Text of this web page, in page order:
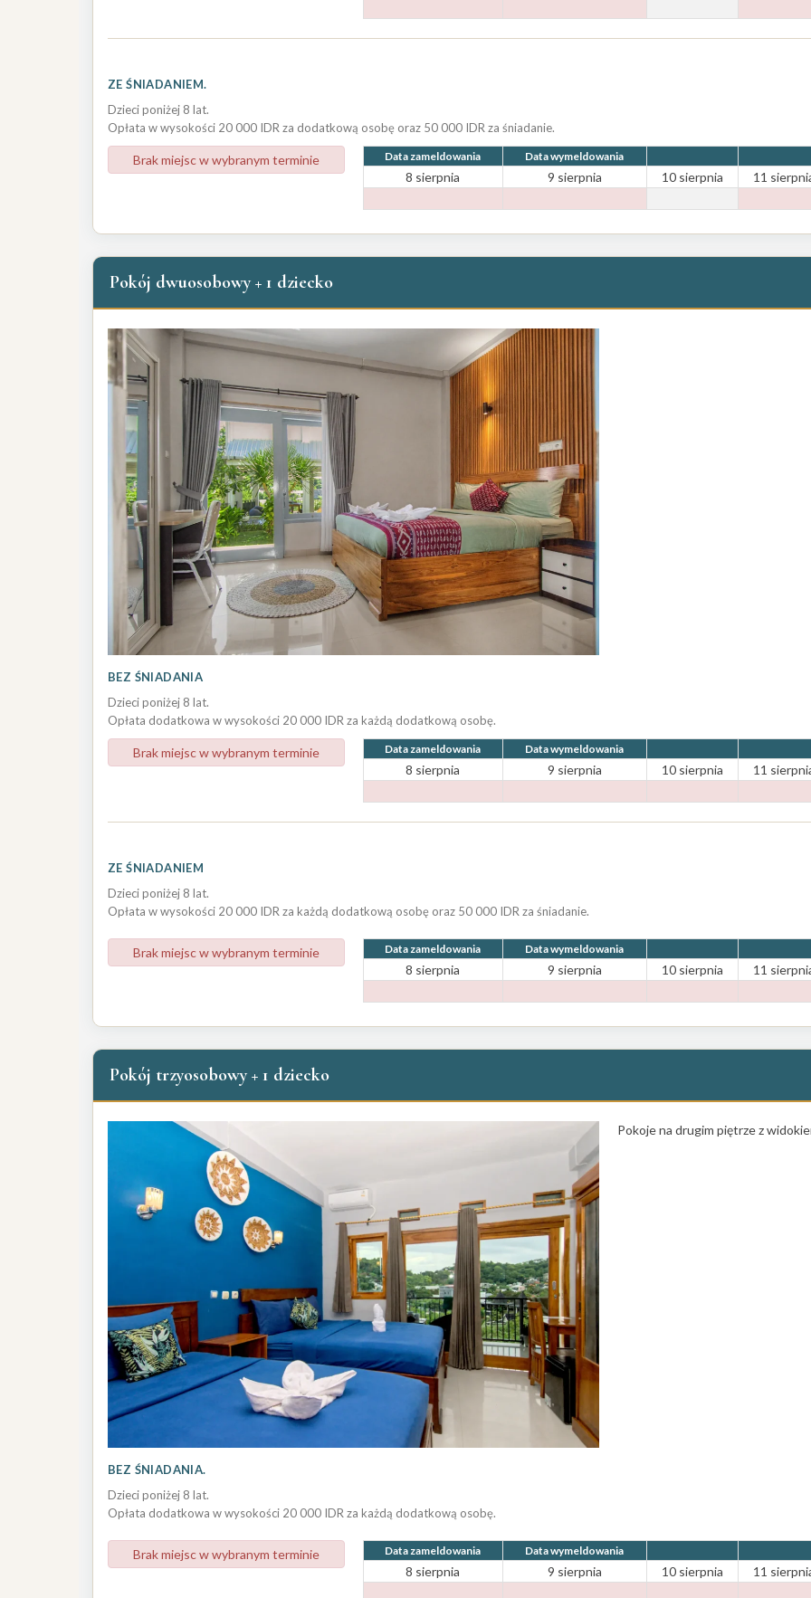
ZE ŚNIADANIEM.
Dzieci poniżej 8 lat.
Opłata w wysokości 20 000 IDR za dodatkową osobę oraz 50 000 IDR za śniadanie.
Brak miejsc w wybranym terminie Data zameldowania Data wymeldowania
8 sierpnia 9 sierpnia 10 sierpnia 11
Pokój dwuosobowy + 1 dziecko
BEZ ŚNIADANIA
Dzieci poniżej 8 lat.
Opłata dodatkowa w wysokości 20 000 IDR za każdą dodatkową osobę.
Brak miejsc w wybranym terminie Data zameldowania Data wymeldowania
8 sierpnia 9 sierpnia 10 sierpnia 11
ZE ŚNIADANIEM
Dzieci poniżej 8 lat.
Opłata w wysokości 20 000 IDR za każdą dodatkową osobę oraz 50 000 IDR za śniadanie.
Brak miejsc w wybranym terminie Data zameldowania Data wymeldowania
8 sierpnia 9 sierpnia 10 sierpnia 11
Pokój trzyosobowy + 1 dziecko
Pokoje na drugim piętrze z
BEZ ŚNIADANIA.
Dzieci poniżej 8 lat.
Opłata dodatkowa w wysokości 20 000 IDR za każdą dodatkową osobę.
Brak miejsc w wybranym terminie Data zameldowania Data wymeldowania
8 sierpnia 9 sierpnia 10 sierpnia 11